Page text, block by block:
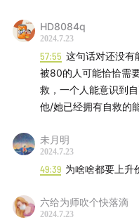
HD8084q
2024.7.23
57:55 这句话对还没有
被80的人可能恰恰需
救，一个人能意识到
他/她已经拥有自救的
未月明
2024.7.23
49:39 为啥啥都要上升
六给为师吹个快落滴
2024.7.23